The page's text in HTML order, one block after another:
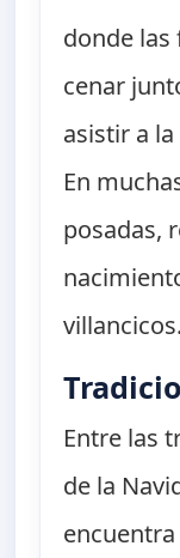
donde las
cenar
asistir a
En
posadas,
villancicos.
Entre las
de la